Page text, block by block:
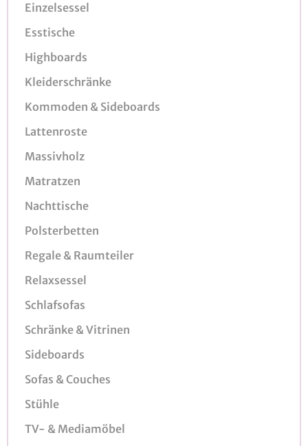
Einzelsessel
Esstische
Highboards
Kleiderschränke
Kommoden & Sideboards
Lattenroste
Massivholz
Matratzen
Nachttische
Polsterbetten
Regale & Raumteiler
Relaxsessel
Schlafsofas
Schränke & Vitrinen
Sideboards
Sofas & Couches
Stühle
TV- & Mediamöbel